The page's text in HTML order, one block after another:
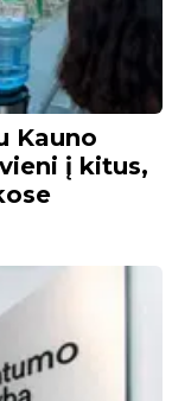
Kauno
į kitus,